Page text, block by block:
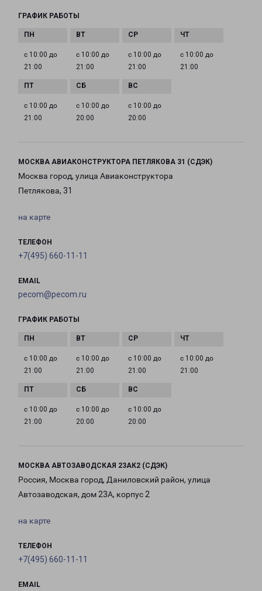
ГРАФИК РАБОТЫ
с 10:00 до
21:00
с 10:00 до
21:00
с 10:00 до
21:00
с 10:00 до
21:00
с 10:00 до
21:00
с 10:00 до
20:00
с 10:00 до
20:00
МОСКВА АВИАКОНСТРУКТОРА ПЕТЛЯКОВА 31 (СДЭК)
Москва город, улица Авиаконструктора
Петлякова, 31
на карте
ТЕЛЕФОН
+7(495) 660-11-11
EMAIL
pecom@pecom.ru
ГРАФИК РАБОТЫ
с 10:00 до
21:00
с 10:00 до
21:00
с 10:00 до
21:00
с 10:00 до
21:00
с 10:00 до
21:00
с 10:00 до
20:00
с 10:00 до
20:00
МОСКВА АВТОЗАВОДСКАЯ 23АК2 (СДЭК)
Россия, Москва город, Даниловский район, улица
Автозаводская, дом 23А, корпус 2
на карте
ТЕЛЕФОН
+7(495) 660-11-11
EMAIL